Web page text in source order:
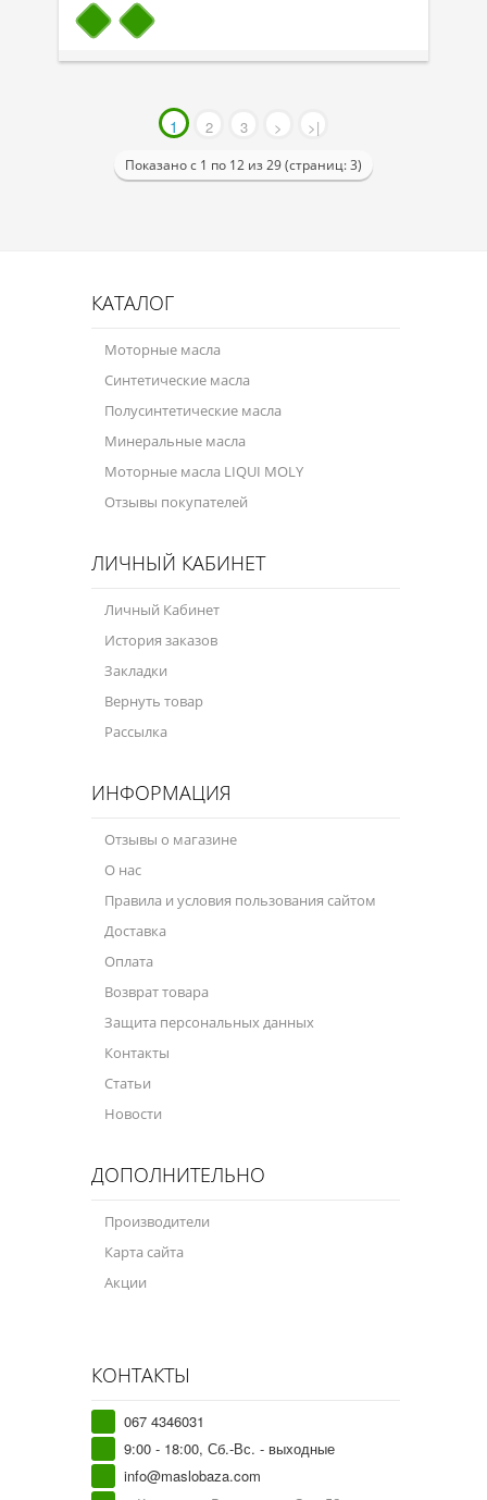
1 2 3 > >|
Показано с 1 по 12 из 29 (страниц: 3)
КАТАЛОГ
Моторные масла
Синтетические масла
Полусинтетические масла
Минеральные масла
Моторные масла LIQUI MOLY
Отзывы покупателей
ЛИЧНЫЙ КАБИНЕТ
Личный Кабинет
История заказов
Закладки
Вернуть товар
Рассылка
ИНФОРМАЦИЯ
Отзывы о магазине
О нас
Правила и условия пользования сайтом
Доставка
Оплата
Возврат товара
Защита персональных данных
Контакты
Статьи
Новости
ДОПОЛНИТЕЛЬНО
Производители
Карта сайта
Акции
КОНТАКТЫ
067 4346031
9:00 - 18:00, Сб.-Вс. - выходные
info@maslobaza.com